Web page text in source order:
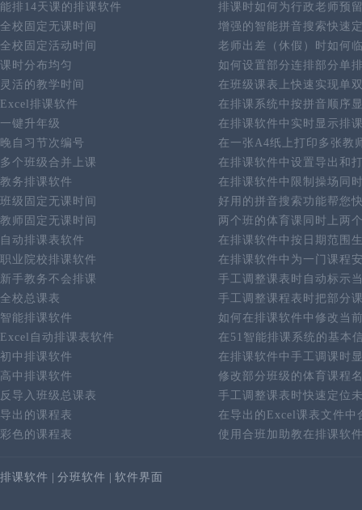
能排14天课的排课软件
排课时如何为行政老师预
全校固定无课时间
增强的智能拼音搜索快速
全校固定活动时间
老师出差（休假）时如何
课时分布均匀
如何设置部分连排部分单
灵活的教学时间
在班级课表上快速实现单
Excel排课软件
在排课系统中按拼音顺序
一键升年级
在排课软件中实时显示排
晚自习节次编号
在一张A4纸上打印多张教
多个班级合并上课
在排课软件中设置导出和
教务排课软件
在排课软件中限制操场同
班级固定无课时间
好用的拼音搜索功能帮您
教师固定无课时间
两个班的体育课同时上两
自动排课表软件
在排课软件中按日期范围
职业院校排课软件
在排课软件中为一门课程
新手教务不会排课
手工调整课表时自动标示
全校总课表
手工调整课程表时把部分
智能排课软件
如何在排课软件中修改当
Excel自动排课表软件
在51智能排课系统的基本
初中排课软件
在排课软件中手工调课时
高中排课软件
修改部分班级的体育课程
反导入班级总课表
手工调整课表时快速定位
导出的课程表
在导出的Excel课表文件中
彩色的课程表
使用合班加助教在排课软
排课软件 分班软件 软件界面